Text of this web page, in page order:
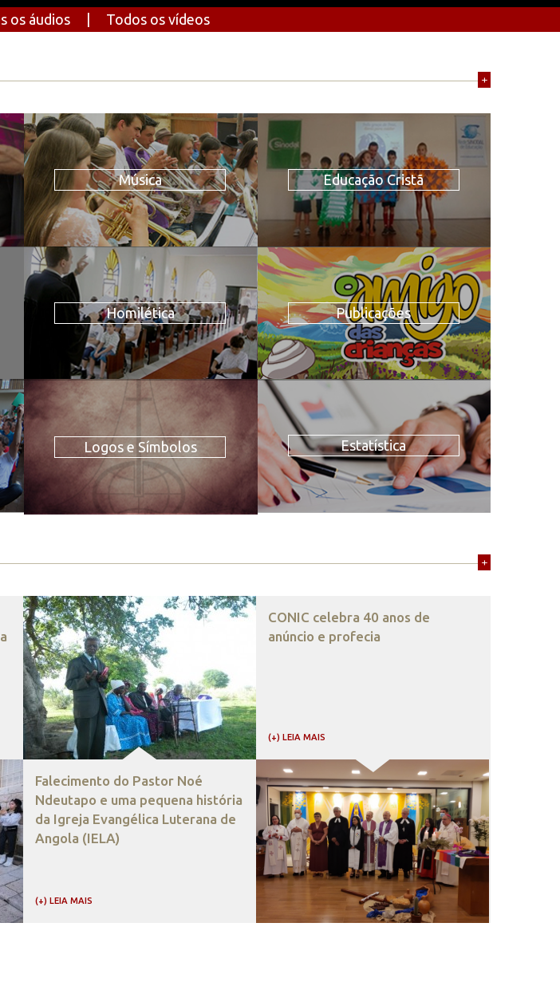
os áudios Todos os vídeos
+
Música Educação Cristã
Homilética Publicações
Logos e Símbolos Estatística
+
Falecimento do Pastor Noé
Ndeutapo e uma pequena história
da Igreja Evangélica Luterana de
Angola (IELA)
(+) LEIA MAIS
CONIC celebra 40 anos de
anúncio e profecia
(+) LEIA MAIS